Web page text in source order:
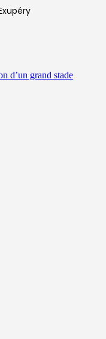
d’un grand stade